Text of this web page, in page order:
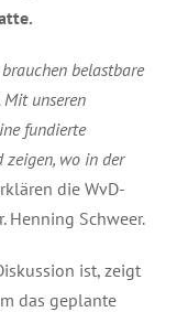
belastbare
unseren
fundierte
zeigen, wo in der
die WvD-
Henning Schweer.
ist, zeigt
das geplante